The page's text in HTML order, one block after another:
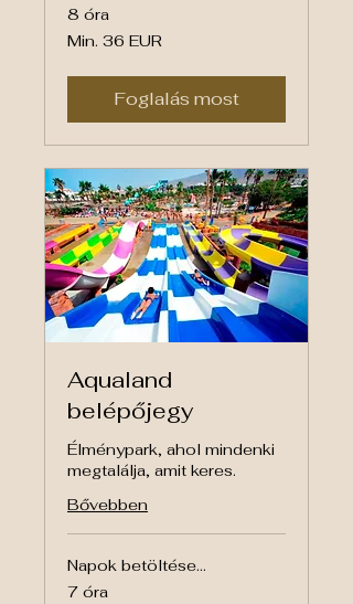
8 óra
Min.
36
Min. 36 EUR
Foglalás most
Aqualand
belépőjegy
Élménypark, ahol mindenki
megtalálja, amit keres.
Bővebben
Napok betöltése...
7 óra